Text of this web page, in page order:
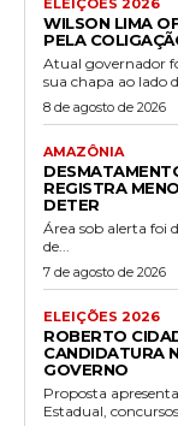
WILSON LIMA
PELA
Atual governador
sua chapa ao lado
8 de agosto de 2026
AMAZÔNIA
REGISTRA
DETER
Área sob alerta foi
de...
7 de agosto de 2026
ELEIÇÕES 2026
ROBERTO
CANDIDATURA
GOVERNO
Proposta
Estadual,